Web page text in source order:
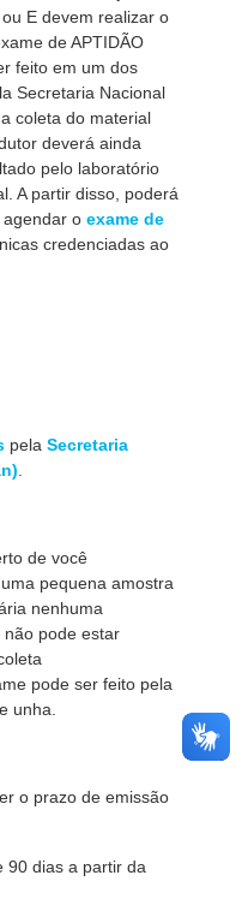
E devem realizar o
de APTIDÃO
feito em um dos
Secretaria Nacional
coleta do material
deverá ainda
pelo laboratório
A partir disso, poderá
o exame de
credenciadas ao
pela Secretaria
de você
pequena amostra
nenhuma
pode estar
pode ser feito pela
unha.
o prazo de emissão
90 dias a partir da